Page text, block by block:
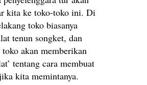
kita ke toko-toko ini. Di
toko biasanya
tenun songket, dan
toko akan memberikan
tentang cara membuat
kita memintanya.